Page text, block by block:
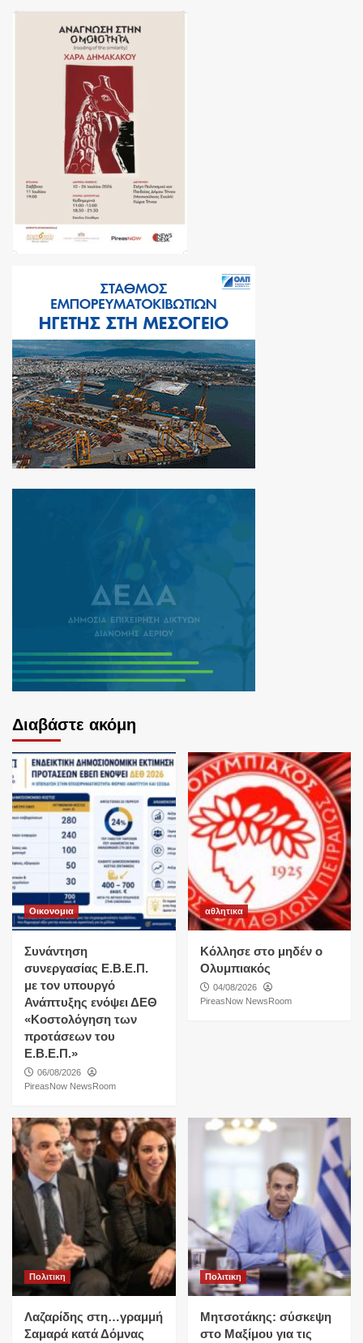
Διαβάστε ακόμη
Οικονομια
Συνάντηση
συνεργασίας Ε.Β.Ε.Π.
με τον υπουργό
Ανάπτυξης ενόψει ΔΕΘ
«Κοστολόγηση των
προτάσεων του
Ε.Β.Ε.Π.»
06/08/2026
PireasNow NewsRoom
αθλητικα
Κόλλησε στο μηδέν ο
Ολυμπιακός
04/08/2026
PireasNow NewsRoom
Πολιτικη
Λαζαρίδης στη…γραμμή
Σαμαρά κατά Δόμνας
Πολιτικη
Μητσοτάκης: σύσκεψη
στο Μαξίμου για τις